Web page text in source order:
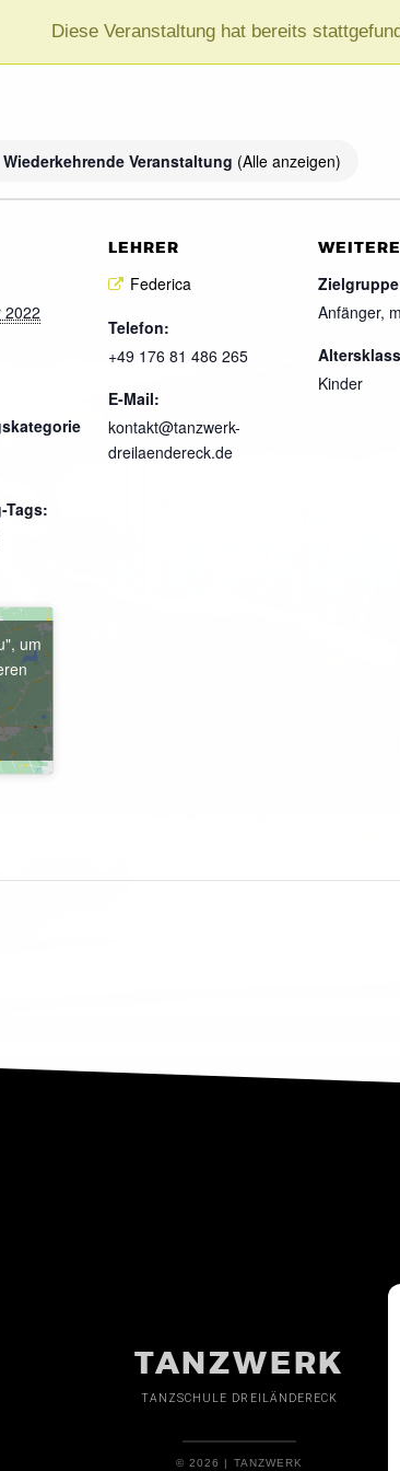
Diese Veranstaltung hat bereits
Wiederkehrende Veranstaltung (Alle anzeigen)
2022
Tags:
LEHRER
Federica
Telefon:
+49 176 81 486 265
E-Mail:
kontakt@tanzwerk-
dreilaendereck.de
Zielgruppe
Anfänger,
Kinder
um
TANZWERK
TANZSCHULE DREILÄNDERECK
© 2026 | TANZWERK